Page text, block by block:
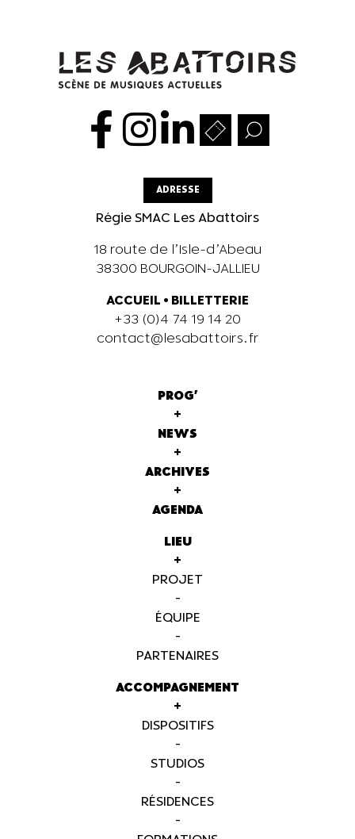
ADRESSE
Régie SMAC Les Abattoirs
18 route de l’Isle-d’Abeau
38300 BOURGOIN-JALLIEU
ACCUEIL • BILLETTERIE
+33 (0)4 74 19 14 20
contact@lesabattoirs.fr
PROG'
+
NEWS
+
ARCHIVES
+
AGENDA
LIEU
+
PROJET
-
ÉQUIPE
-
PARTENAIRES
ACCOMPAGNEMENT
+
DISPOSITIFS
-
STUDIOS
-
RÉSIDENCES
-